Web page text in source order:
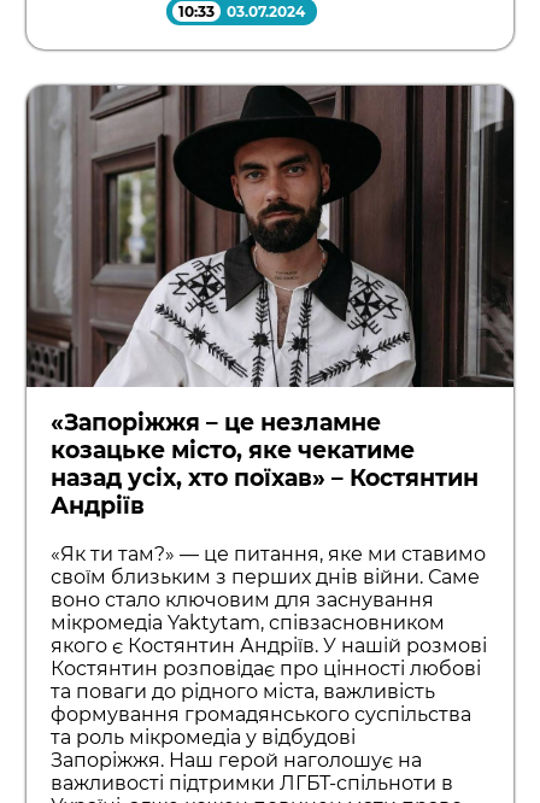
10:33 03.07.2024
«Запоріжжя – це незламне
козацьке місто, яке чекатиме
назад усіх, хто поїхав» – Костянтин
Андріїв
«Як ти там?» — це питання, яке ми ставимо
своїм близьким з перших днів війни. Саме
воно стало ключовим для заснування
мікромедіа Yaktytam, співзасновником
якого є Костянтин Андріїв. У нашій розмові
Костянтин розповідає про цінності любові
та поваги до рідного міста, важливість
формування громадянського суспільства
та роль мікромедіа у відбудові
Запоріжжя. Наш герой наголошує на
важливості підтримки ЛГБТ-спільноти в